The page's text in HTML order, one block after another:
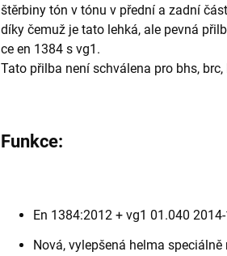
štěrbiny tón v tónu v přední a zadní
díky čemuž je tato lehká, ale pevná
ce en 1384 s vg1.
Tato přilba není schválena pro bhs,
Funkce:
En 1384:2012 + vg1 01.040
Nová, vylepšená helma